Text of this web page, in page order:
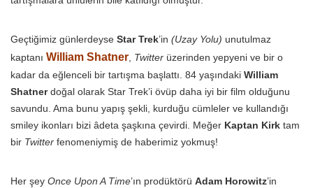
Geçtiğimiz günlerdeyse Star Trek’in (Uzay Yolu) unutulmaz
kaptanı William Shatner Twitter üzerinden yepyeni ve bir o
kadar da eğlenceli bir tartışma başlattı. 84 yaşındaki William
Shatnerdoğal olarak Star Trek’i övüp daha iyi bir film olduğunu
savundu. Ama bunu yapış şekli, kurduğu cümleler ve kullandığı
smiley ikonları bizi âdeta şaşkına çevirdi. Meğer Kaptan Kirk tam
bir Twitter fenomeniymiş de haberimiz yokmuş!
Her şey Once Upon A Time’ın prodüktörü Adam Horowitz’in